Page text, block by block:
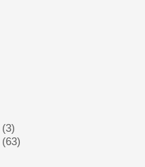
(3)
(63)